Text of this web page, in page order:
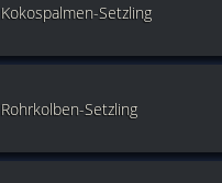
Kokospalmen-Setzling
Rohrkolben-Setzling